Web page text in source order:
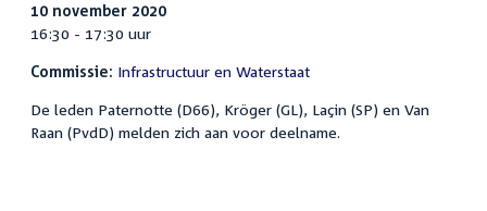
10 november 2020
16:30 - 17:30 uur
Commissie: Infrastructuur en Waterstaat
De leden Paternotte (D66), Kröger (GL), Laçin (SP) en Van
Raan (PvdD) melden zich aan voor deelname.